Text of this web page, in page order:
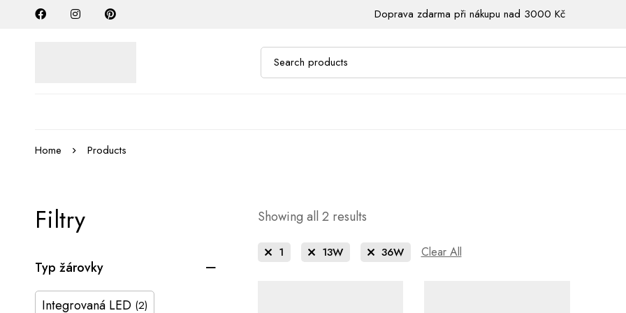
Doprava zdarma při nákupu nad 3000 Kč
Home Products
Filtry
Typ žárovky
Integrovaná LED (2)
Showing all 2 results
1 13W 36W Clear All